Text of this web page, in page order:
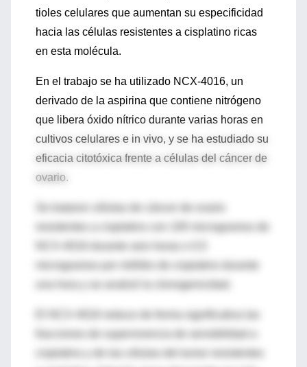
tioles celulares que aumentan su especificidad
hacia las células resistentes a cisplatino ricas
en esta molécula.
En el trabajo se ha utilizado NCX-4016, un
derivado de la aspirina que contiene nitrógeno
que libera óxido nítrico durante varias horas en
cultivos celulares e in vivo, y se ha estudiado su
eficacia citotóxica frente a células del cáncer de
ovario.
resistentes a cisplatino con 100 microgramos de
microgramos por mililitro de cisplatino durante
una hora y se analizó la clonogenicidad.
El NCX-4016 reduce de forma significativa las
fracciones de supervivencia de sensibilidad a